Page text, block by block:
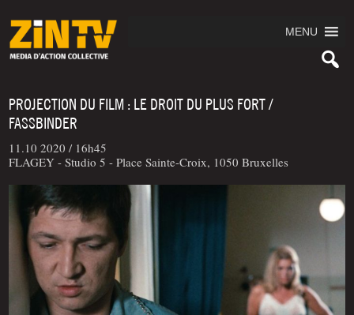
MENU
PROJECTION DU FILM : LE DROIT DU PLUS FORT /
FASSBINDER
11.10 2020 / 16h45
FLAGEY - Studio 5 - Place Sainte-Croix, 1050 Bruxelles